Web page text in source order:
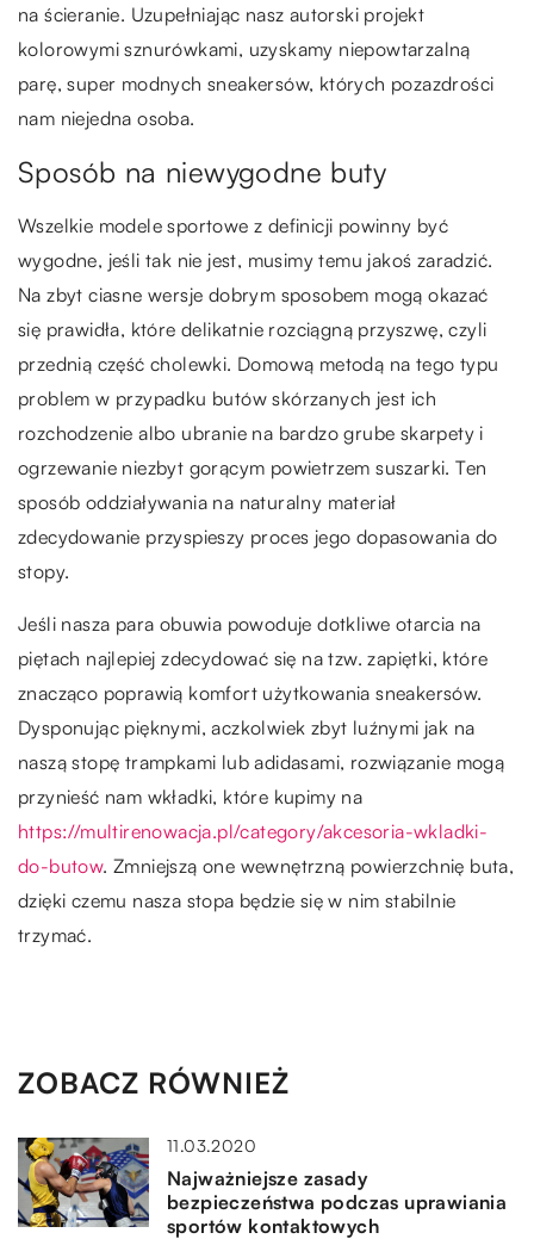
na ścieranie. Uzupełniając nasz autorski projekt
kolorowymi sznurówkami, uzyskamy niepowtarzalną
parę, super modnych sneakersów, których pozazdrości
nam niejedna osoba.
Sposób na niewygodne buty
Wszelkie modele sportowe z definicji powinny być
wygodne, jeśli tak nie jest, musimy temu jakoś zaradzić.
Na zbyt ciasne wersje dobrym sposobem mogą okazać
się prawidła, które delikatnie rozciągną przyszwę, czyli
przednią część cholewki. Domową metodą na tego typu
problem w przypadku butów skórzanych jest ich
rozchodzenie albo ubranie na bardzo grube skarpety i
ogrzewanie niezbyt gorącym powietrzem suszarki. Ten
sposób oddziaływania na naturalny materiał
zdecydowanie przyspieszy proces jego dopasowania do
stopy.
Jeśli nasza para obuwia powoduje dotkliwe otarcia na
piętach najlepiej zdecydować się na tzw. zapiętki, które
znacząco poprawią komfort użytkowania sneakersów.
Dysponując pięknymi, aczkolwiek zbyt luźnymi jak na
naszą stopę trampkami lub adidasami, rozwiązanie mogą
przynieść nam wkładki, które kupimy na
https://multirenowacja.pl/category/akcesoria-wkladki-
do-butow. Zmniejszą one wewnętrzną powierzchnię buta,
dzięki czemu nasza stopa będzie się w nim stabilnie
trzymać.
ZOBACZ RÓWNIEŻ
11.03.2020
Najważniejsze zasady
bezpieczeństwa podczas uprawiania
sportów kontaktowych